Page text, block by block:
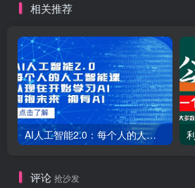
相关推荐
AI人工智能2.0：每个人的人工智能课：从现在开始学习AI（38节课）
评论 抢沙发